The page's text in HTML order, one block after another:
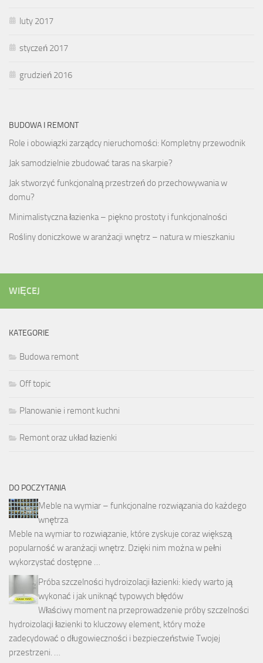
luty 2017
styczeń 2017
grudzień 2016
BUDOWA I REMONT
Role i obowiązki zarządcy nieruchomości: Kompletny przewodnik
Jak samodzielnie zbudować taras na skarpie?
Jak stworzyć funkcjonalną przestrzeń do przechowywania w
domu?
Minimalistyczna łazienka – piękno prostoty i funkcjonalności
Rośliny doniczkowe w aranżacji wnętrz – natura w mieszkaniu
WIĘCEJ
KATEGORIE
Budowa remont
Off topic
Planowanie i remont kuchni
Remont oraz układ łazienki
DO POCZYTANIA
Meble na wymiar – funkcjonalne rozwiązania do każdego
wnętrza
Meble na wymiar to rozwiązanie, które zyskuje coraz większą
popularność w aranżacji wnętrz. Dzięki nim można w pełni
wykorzystać dostępne …
Próba szczelności hydroizolacji łazienki: kiedy warto ją
wykonać i jak uniknąć typowych błędów
Właściwy moment na przeprowadzenie próby szczelności
hydroizolacji łazienki to kluczowy element, który może
zadecydować o długowieczności i bezpieczeństwie Twojej
przestrzeni. …